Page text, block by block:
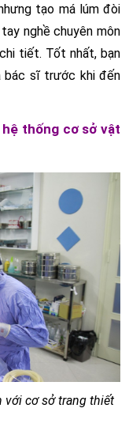
tạo má lúm đòi
nghề chuyên môn
tiết. Tốt nhất, bạn
bác sĩ trước khi đến
thống cơ sở vật
với cơ sở trang thiết